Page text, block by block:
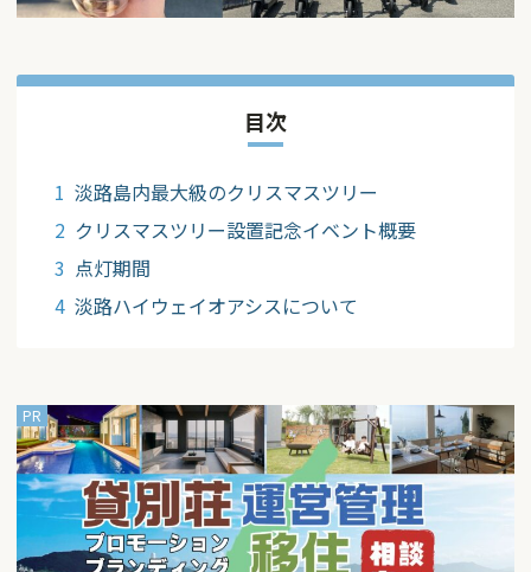
目次
淡路島内最大級のクリスマスツリー
クリスマスツリー設置記念イベント概要
点灯期間
淡路ハイウェイオアシスについて